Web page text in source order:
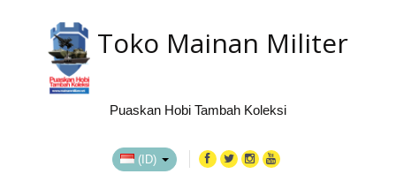
Toko Mainan Militer
Puaskan Hobi Tambah Koleksi
(ID)